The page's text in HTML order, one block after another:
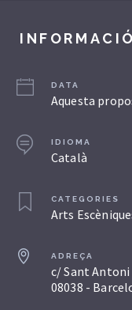
DATA
Aquesta
IDIOMA
Català
CATEGORIES
Arts
ADREÇA
c/ Sant Antoni
08038 -